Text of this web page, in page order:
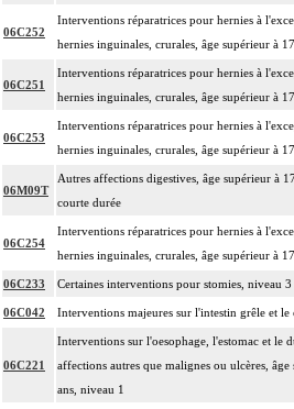
06C252
Interventions réparatrices pour hernies à
hernies inguinales, crurales, âge supérieur à
06C251
Interventions réparatrices pour hernies à
hernies inguinales, crurales, âge supérieur à
06C253
Interventions réparatrices pour hernies à
hernies inguinales, crurales, âge supérieur à
06M09T
Autres affections digestives, âge supérieur à
courte durée
06C254
Interventions réparatrices pour hernies à
hernies inguinales, crurales, âge supérieur à
06C233 Certaines interventions pour stomies, niveau 3
06C042 Interventions majeures sur l'intestin grêle et
06C221
Interventions sur l'oesophage, l'estomac et le
affections autres que malignes ou ulcères, âge
ans, niveau 1